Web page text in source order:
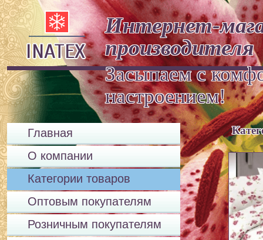
Интернет-
производителя
Засыпаем с
Главная
О компании
Категории товаров
Оптовым покупателям
Розничным покупателям